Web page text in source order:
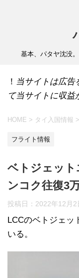
基本、パタヤ沈没
！ 当サイトは広告
て当サイトに収益
HOME > タイ入国情報 >
フライト情報
ベトジェッ
ンコク往復3
投稿日： 2022年12月2
LCCのベトジェッ
いる。